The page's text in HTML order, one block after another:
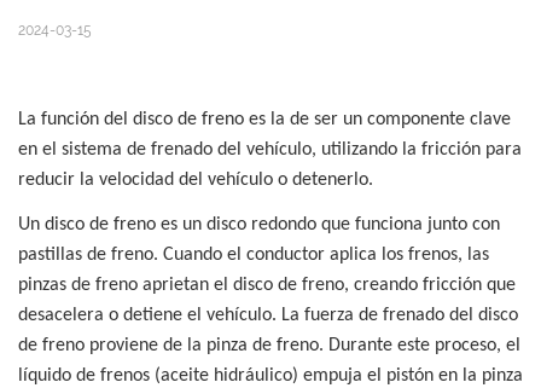
2024-03-15
La función del disco de freno es la de ser un componente clave
en el sistema de frenado del vehículo, utilizando la fricción para
reducir la velocidad del vehículo o detenerlo.
Un disco de freno es un disco redondo que funciona junto con
pastillas de freno. Cuando el conductor aplica los frenos, las
pinzas de freno aprietan el disco de freno, creando fricción que
desacelera o detiene el vehículo. La fuerza de frenado del disco
de freno proviene de la pinza de freno. Durante este proceso, el
líquido de frenos (aceite hidráulico) empuja el pistón en la pinza